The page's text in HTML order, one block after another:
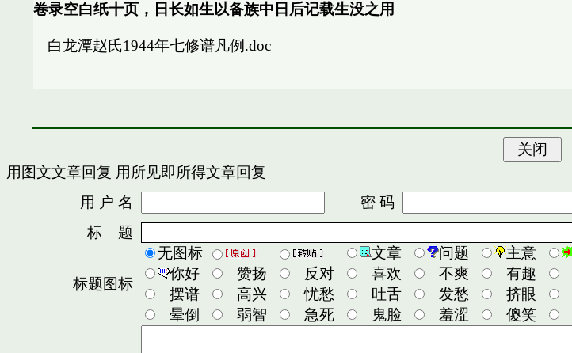
卷录空白纸十页，日长如生以备族中日后记载生没之用
白龙潭赵氏1944年七修谱凡例.doc
用图文文章回复 用所见即所得文章回复
用 户 名
密 码
标 题
标题图标
无图标 文章 问题 主意
你好
赞扬 反对 喜欢 不爽 有趣
摆谱
高兴 忧愁 吐舌 发愁 挤眼
晕倒
弱智 急死 鬼脸 羞涩 傻笑